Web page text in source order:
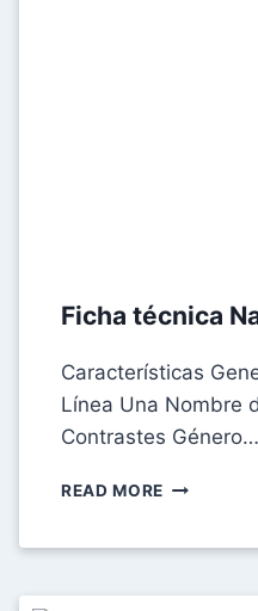
Ficha técnica
Características
Línea Una Nombre
Contrastes Género…
READ MORE FICHA